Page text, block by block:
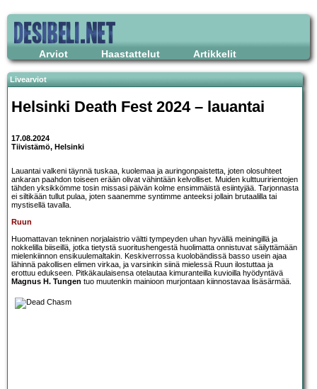
Arviot Haastattelut Artikkelit
Livearviot
Helsinki Death Fest 2024 – lauantai
17.08.2024
Tiivistämö, Helsinki
Lauantai valkeni täynnä tuskaa, kuolemaa ja auringonpaistetta, joten olosuhteet
ankaran paahdon toiseen erään olivat vähintään kelvolliset. Muiden kulttuuririentojen
tähden yksikkömme tosin missasi päivän kolme ensimmäistä esiintyjää. Tarjonnasta
ei siltikään tullut pulaa, joten saanemme syntimme anteeksi jollain brutaalilla tai
mystisellä tavalla.
Ruun
Huomattavan tekninen norjalaistrio vältti tympeyden uhan hyvällä meiningillä ja
nokkelilla biiseillä, jotka tietystä suoritushengestä huolimatta onnistuvat säilyttämään
mielenkiinnon ensikuulemaltakin. Keskiverrossa kuolobändissä basso usein ajaa
lähinnä pakollisen elimen virkaa, ja varsinkin siinä mielessä Ruun ilostuttaa ja
erottuu edukseen. Pitkäkaulaisensa otelautaa kimuranteilla kuvioilla hyödyntävä
Magnus H. Tungen tuo muutenkin mainioon murjontaan kiinnostavaa lisäsärmää.